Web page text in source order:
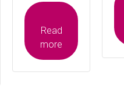
Read
more